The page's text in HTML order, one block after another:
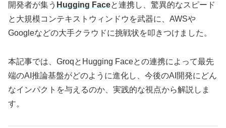
開発者が集う Hugging Faceと連携し、驚異的なスピード
と大規模コンテキストウィンドウを武器に、AWSや
Googleなどの大手クラウドに挑戦状を叩きつけました。
本記事では、GroqとHugging Faceとの連携によって最先
端のAI推論基盤がどのように進化し、今後のAI開発にどん
なインパクトを与えるのか、実践的な視点から解説しま
す。